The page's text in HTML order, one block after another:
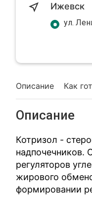
Описание Как
Описание
Котризол -
надпочечников.
регуляторов
жирового
формировании
Ижевск
ул.